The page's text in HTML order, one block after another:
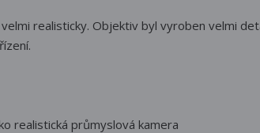
realisticky. Objektiv byl vyroben velmi
realistická průmyslová kamera